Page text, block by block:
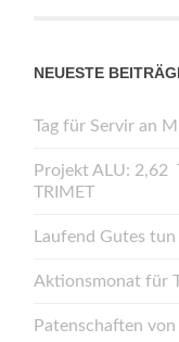
NEUESTE
Tag für Servir an
Projekt ALU: 2,62
TRIMET
Laufend Gutes
Aktionsmonat für
Patenschaften